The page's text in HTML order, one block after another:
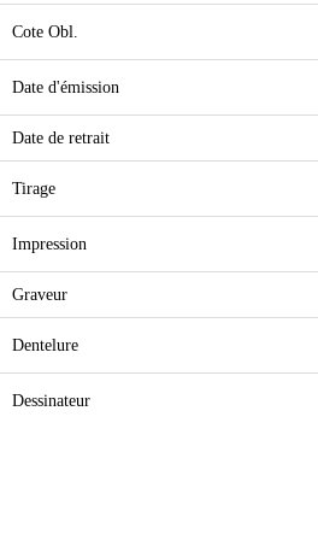
Cote Obl.
Date d'émission
Date de retrait
Tirage
Impression
Graveur
Dentelure
Dessinateur